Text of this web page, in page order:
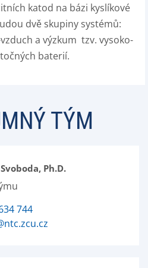
katod na bázi kyslíkové
dvě skupiny systémů:
a výzkum tzv. vysoko-
baterií.
TÝM
Ph.D.
744